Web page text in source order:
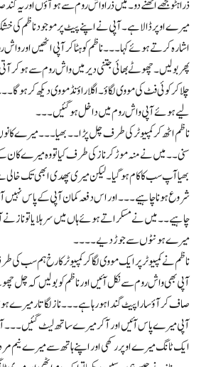
ذرا ہٹو مجھے اٹھنے دو۔ میں ذرا واش روم سے ہو آؤں اور یہ
میرے اوپر ڈالا ہے۔ آپی نے اپنے پیٹ پر موجود ناظم کی
اشارہ کرتے ہوئے کہا۔۔۔ ناظم کو ہٹا کر آپی اٹھیں اور
پھر بولیں۔ چھوٹے بھائی جتنی دیر میں واش روم سے ہو کر
چلا کر کوئی فٹ کی مووی لگاؤ۔ اگلا راؤنڈ مووی دیکھ کر ہو
لیے ہوئے آپی واش روم میں داخل ہو گئیں۔۔۔
ناظم اٹھ کر کمپیوٹر کی طرف چل پڑا۔۔ بھیا۔۔۔ میرے
سنی۔۔ میں نے منہ موڑ کر ناز کی طرف کیا تو وہ میرے کان
بھیا آپ سب کا کام ہو گیا۔ لیکن میری پھدی ابھی تک خالی
شروع ہونا چاہیے۔۔۔ اور اس دفعہ کمان آپی کے پاس
چاہیے۔۔ میں نے مسکراتے ہوئے ہاں میں سر ہلایا تو ناز
میرے ہونٹوں سے جوڑ دیے۔۔۔۔
ناظم نے کمپیوٹر پر ایک مووی لگا کر کمپیوٹر کا رخ ہم سب کی
آپی بھی واش روم سے نکل آئیں اور ناظم کو بولیں کہ چل
صاف کر آؤ سارا پیٹ گندا ہو رہا ہے ۔۔۔ ناز لگاتار
آپی میرے پاس آئیں اور آکر میرے ساتھ لیٹ گئیں۔۔۔
ایک ٹانگ میرے اوپر رکھی اور اپنے ہاتھ سے میرے نیم